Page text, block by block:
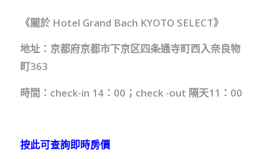
《關於 Hotel Grand Bach KYOTO SELECT》
地址：京都府京都市下京区四条通寺町西入奈良物
町363
時間：check-in 14：00；check -out 隔天11：00
按此可查詢即時房價